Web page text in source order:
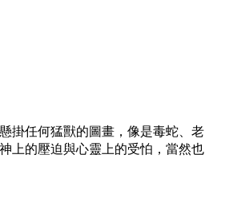
掛任何猛獸的圖畫，像是毒蛇、老
上的壓迫與心靈上的受怕，當然也